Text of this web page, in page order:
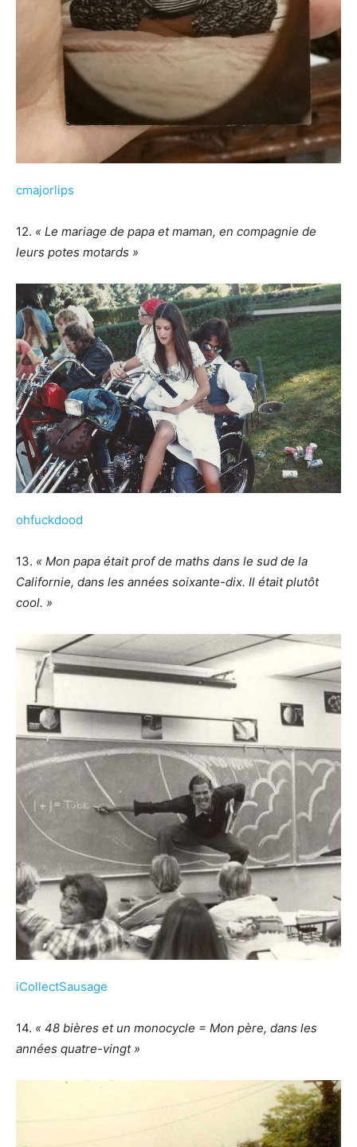
cmajorlips
12. « Le mariage de papa et maman, en compagnie de
leurs potes motards »
ohfuckdood
13. « Mon papa était prof de maths dans le sud de la
Californie, dans les années soixante-dix. Il était plutôt
cool. »
iCollectSausage
14. « 48 bières et un monocycle = Mon père, dans les
années quatre-vingt »